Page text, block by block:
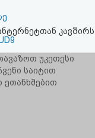
კავშირს
უკეთესი
საიტით